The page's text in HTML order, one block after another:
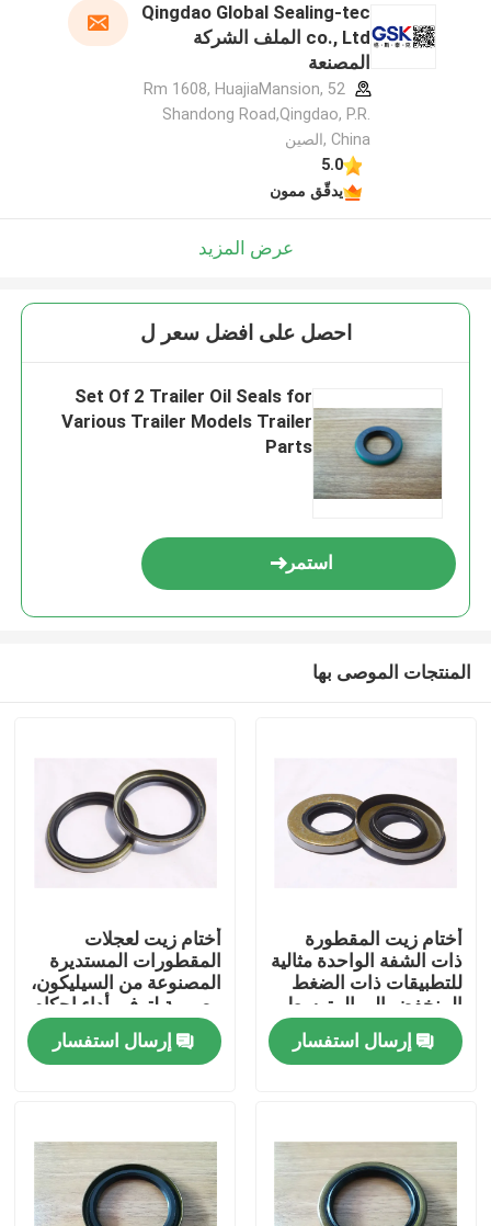
معلومات عنا
Qingdao Global Sealing-tec
co., Ltd الملف الشركة
المصنعة
Rm 1608, HuajiaMansion, 52
Shandong Road,Qingdao, P.R.
China ,الصين
5.0
يدقّق ممون
عرض المزيد
احصل على افضل سعر ل
Set Of 2 Trailer Oil Seals for
Various Trailer Models Trailer
Parts
استمر
المنتجات الموصى بها
أختام زيت المقطورة
ذات الشفة الواحدة مثالية
للتطبيقات ذات الضغط
المنخفض إلى المتوسط
للعجلات، حل متين
وطويل الأمدإرسال استفسار
أختام زيت لعجلات
المقطورات المستديرة
المصنوعة من السيليكون،
مصممة لتوفير أداء إحكام
ثابت في ظل ظروف
درجات حرارة متفاوتة
إرسال استفسار